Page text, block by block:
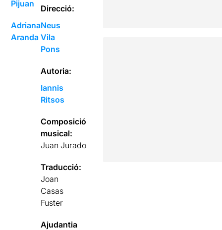
Pijuan
Adriana
Aranda
Direcció:
Neus
Vila
Pons
Autoria:
Iannis
Ritsos
Composició
musical:
Juan Jurado
Traducció:
Joan
Casas
Fuster
Ajudantia